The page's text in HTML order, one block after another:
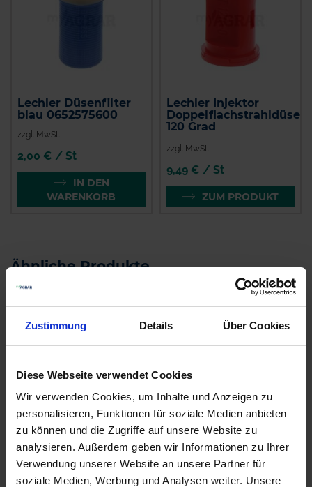
Zustimmung Details Über Cookies
Diese Webseite verwendet Cookies
Wir verwenden Cookies, um Inhalte und Anzeigen zu
personalisieren, Funktionen für soziale Medien anbieten
zu können und die Zugriffe auf unsere Website zu
analysieren. Außerdem geben wir Informationen zu Ihrer
Verwendung unserer Website an unsere Partner für
soziale Medien, Werbung und Analysen weiter. Unsere
Lechler Düsenfilter
blau 0652575600
zzgl. MwSt.
2,00 € / St
IN DEN
WARENKORB
Lechler Injektor
Doppelflachstrahldüse
120 Grad
zzgl. MwSt.
9,49 € / St
ZUM PRODUKT
Ähnliche Produkte
Viterra
Zwischenfrucht
Schnellgrün
DSV TerraLife
BetaMaxx50